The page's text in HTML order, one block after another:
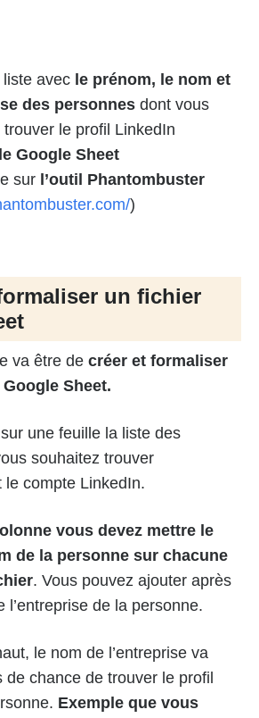
avec le prénom, le nom et
des personnes dont vous
le profil LinkedIn
Google Sheet
sur l’outil Phantombuster
)
un fichier
va être de créer et formaliser
Sheet.
une feuille la liste des
souhaitez trouver
compte LinkedIn.
vous devez mettre le
de la personne sur chacune
. Vous pouvez ajouter après
l’entreprise de la personne.
le nom de l’entreprise va
chance de trouver le profil
Exemple que vous